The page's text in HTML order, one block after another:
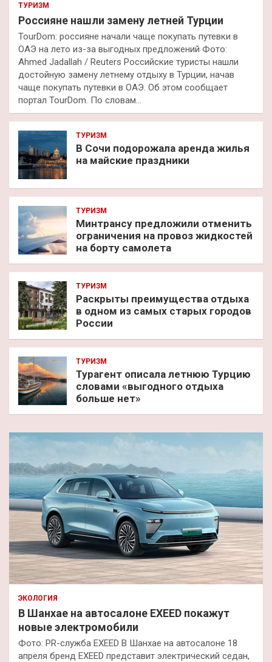
ТУРИЗМ
Россияне нашли замену летней Турции
TourDom: россияне начали чаще покупать путевки в
ОАЭ на лето из-за выгодных предложений Фото:
Ahmed Jadallah / Reuters Российские туристы нашли
достойную замену летнему отдыху в Турции, начав
чаще покупать путевки в ОАЭ. Об этом сообщает
портал TourDom. По словам…
ТУРИЗМ
В Сочи подорожала аренда жилья
на майские праздники
ТУРИЗМ
Минтрансу предложили отменить
ограничения на провоз жидкостей
на борту самолета
ТУРИЗМ
Раскрыты преимущества отдыха
в одном из самых старых городов
России
ТУРИЗМ
Турагент описала летнюю Турцию
словами «выгодного отдыха
больше нет»
ЭКОЛОГИЯ
В Шанхае на автосалоне EXEED покажут
новые электромобили
Фото: PR-служба EXEED В Шанхае на автосалоне 18
апреля бренд EXEED представит электрический седан,